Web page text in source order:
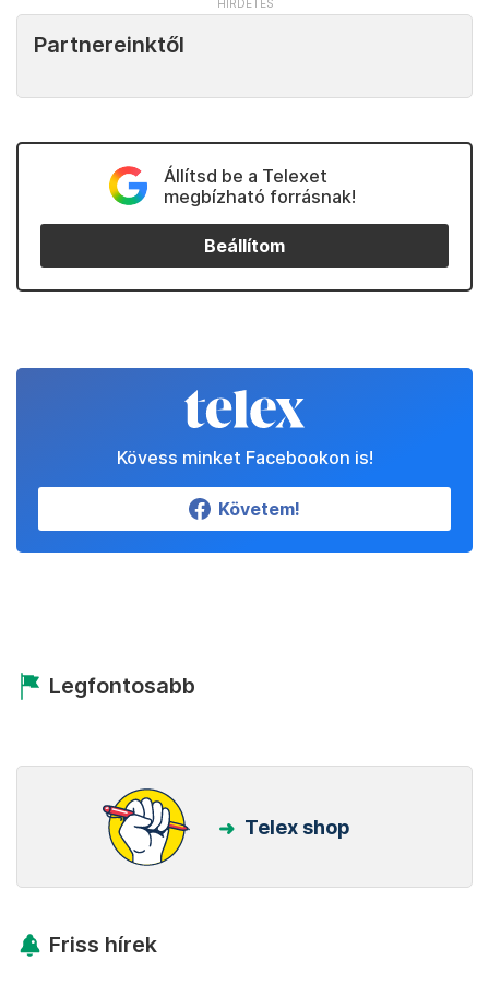
Partnereinktől
Állítsd be a Telexet
megbízható forrásnak!
Beállítom
Kövess minket Facebookon is!
Követem!
Legfontosabb
Telex shop
Friss hírek